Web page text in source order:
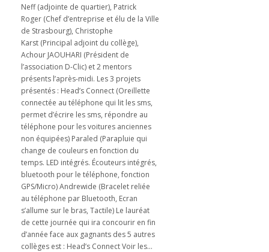
Neff (adjointe de quartier), Patrick
Roger (Chef d’entreprise et élu de la Ville
de Strasbourg), Christophe
Karst (Principal adjoint du collège),
Achour JAOUHARI (Président de
l’association D-Clic) et 2 mentors
présents l’après-midi. Les 3 projets
présentés : Head’s Connect (Oreillette
connectée au téléphone qui lit les sms,
permet d’écrire les sms, répondre au
téléphone pour les voitures anciennes
non équipées) Paraled (Parapluie qui
change de couleurs en fonction du
temps. LED intégrés. Écouteurs intégrés,
bluetooth pour le téléphone, fonction
GPS/Micro) Andrewide (Bracelet reliée
au téléphone par Bluetooth, Ecran
s’allume sur le bras, Tactile) Le lauréat
de cette journée qui ira concourir en fin
d’année face aux gagnants des 5 autres
collèges est : Head’s Connect Voir les...